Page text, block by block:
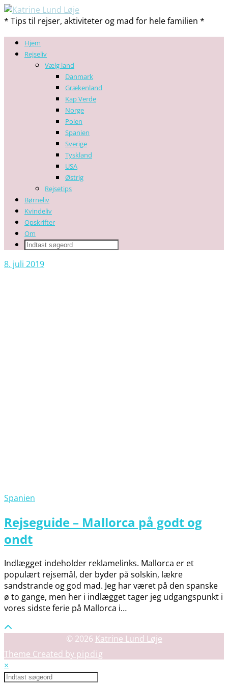
* Tips til rejser, aktiviteter og mad for hele familien *
Hjem
Rejseliv
Vælg land
Danmark
Grækenland
Kap Verde
Norge
Polen
Spanien
Sverige
Tyskland
USA
Østrig
Rejsetips
Børneliv
Kvindeliv
Opskrifter
Om
8. juli 2019
Spanien
Rejseguide – Mallorca på godt og
ondt
Indlægget indeholder reklamelinks. Mallorca er et
populært rejsemål, der byder på solskin, lækre
sandstrande og god mad. Jeg har været på den spanske
ø to gange, men her i indlægget tager jeg udgangspunkt i
vores sidste ferie på Mallorca i…
© 2026 Katrine Lund Løje
Theme Created by pipdig
×